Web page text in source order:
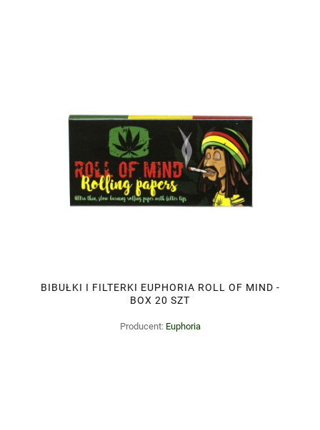
BIBUŁKI I FILTERKI EUPHORIA ROLL OF MIND -
BOX 20 SZT
Producent: Euphoria